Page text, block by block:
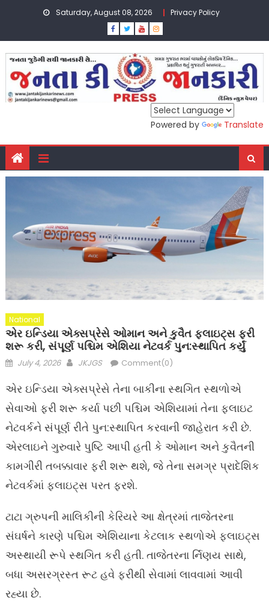
Saturday, August 08, 2026 Privacy Policy
Powered by Translate
National
એર ઇન્ડિયા એક્સપ્રેસે ઓમાન અને કુવૈત ફ્લાઇટ્સ ફરી
શરૂ કરી, સંપૂર્ણ પશ્ચિમ એશિયા નેટવર્ક પુન:સ્થાપિત કર્યું
Posted
July 4, 2026 Author
JKJGS Comment(0)
એર ઇન્ડિયા એક્સપ્રેસે તેના બાકીના સ્થગિત સ્થળોએ
સેવાઓ ફરી શરૂ કર્યા પછી પશ્ચિમ એશિયામાં તેના ફ્લાઇટ
નેટવર્કને સંપૂર્ણ રીતે પુન:સ્થાપિત કરવાની જાહેરાત કરી છે.
એરલાઇને ગુરુવારે પુષ્ટિ આપી હતી કે ઓમાન અને કુવૈતની
કામગીરી તબક્કાવાર ફરી શરૂ થશે, જે તેના સમગ્ર પ્રાદેશિક
નેટવર્કમાં ફ્લાઇટ્સ પરત ફરશે.
ટાટા ગ્રુપની માલિકીની કેરિયરે આ ક્ષેત્રમાં તાજેતરના
સંઘર્ષને કારણે પશ્ચિમ એશિયાના કેટલાક સ્થળોએ ફ્લાઇટ્સ
અસ્થાયી રૂપે સ્થગિત કરી હતી. તાજેતરના ર્નિણય સાથે,
બધા અસરગ્રસ્ત રૂટ હવે ફરીથી સેવામાં લાવવામાં આવી
રહ્યા છે.